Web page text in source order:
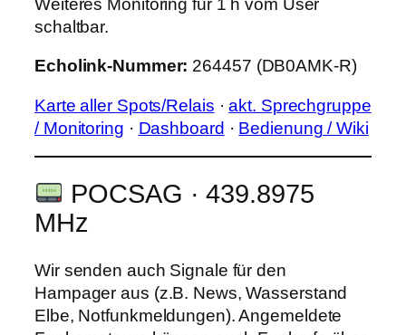
Weiteres Monitoring für 1 h vom User
schaltbar.
Echolink-Nummer: 264457 (DB0AMK-R)
Karte aller Spots/Relais ·akt. Sprechgruppe
/ Monitoring · Dashboard · Bedienung / Wiki
POCSAG · 439.8975
MHz
Wir senden auch Signale für den
Hampager aus (z.B. News, Wasserstand
Elbe, Notfunkmeldungen). Angemeldete